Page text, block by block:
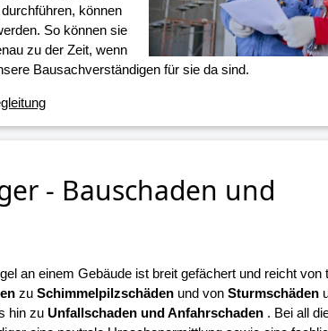
können
So können sie
zu der Zeit, wenn
Bausachverständigen für sie da sind.
- Bauschaden und
an einem Gebäude ist breit gefächert und reicht von
zu Schimmelpilzschädenund von Sturmschäden
hin zu Unfallschaden und Anfahrschaden. Bei all